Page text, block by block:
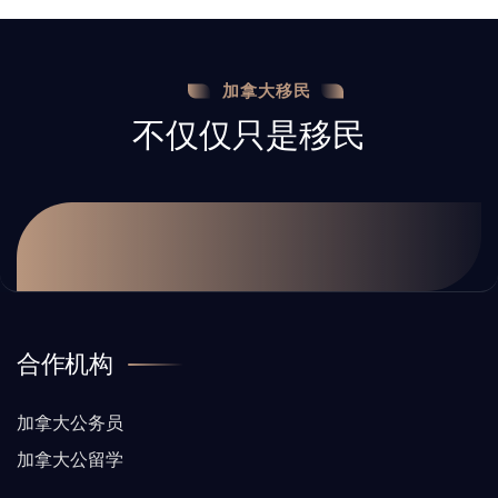
加拿大移民
不仅仅只是移民
合作机构
加拿大公务员
加拿大公留学